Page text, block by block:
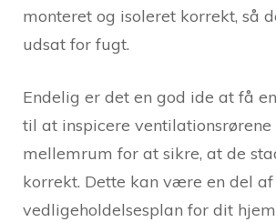
monteret og isoleret korrekt, så
udsat for fugt.
Endelig er det en god ide at få
til at inspicere
mellemrum for at sikre, at de
korrekt. Dette kan være en del af
vedligeholdelsesplan for dit